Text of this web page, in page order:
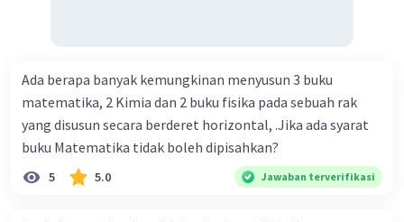
Ada berapa banyak kemungkinan menyusun 3 buku
matematika, 2 Kimia dan 2 buku fisika pada sebuah rak
yang disusun secara berderet horizontal, .Jika ada syarat
buku Matematika tidak boleh dipisahkan?
5 5.0 Jawaban terverifikasi